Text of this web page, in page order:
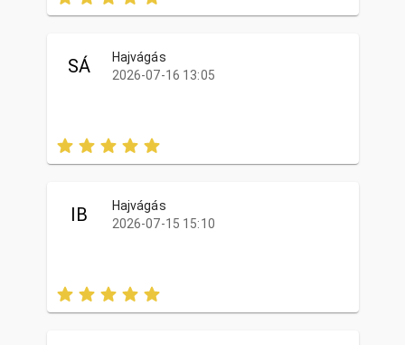
SÁ
Hajvágás
2026-07-16 13:05
IB
Hajvágás
2026-07-15 15:10